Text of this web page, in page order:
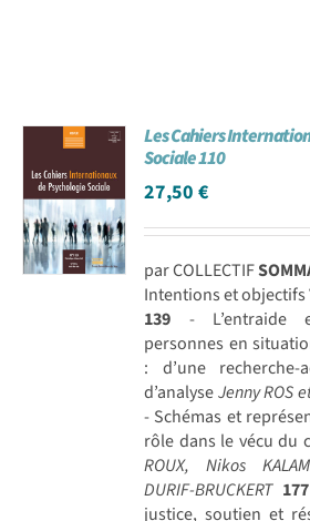
Les Cahiers
Sociale 110
27,50€
par COLLECTIF
Intentions et objectifs
139 - L’entraide
personnes en
: d’une
d’analyseJenny ROS
- Schémas et
rôle dans le vécu du
ROUX, Nikos
DURIF-BRUCKERT 177
justice, soutien et